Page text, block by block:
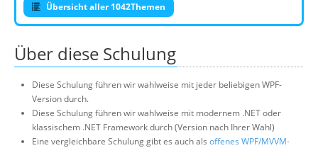
Übersicht aller 1042Themen
Über diese Schulung
Diese Schulung führen wir wahlweise mit jeder beliebigen WPF-
Version durch.
Diese Schulung führen wir wahlweise mit modernem .NET oder
klassischem .NET Framework durch (Version nach Ihrer Wahl)
Eine vergleichbare Schulung gibt es auch als offenes WPF/MVVM-